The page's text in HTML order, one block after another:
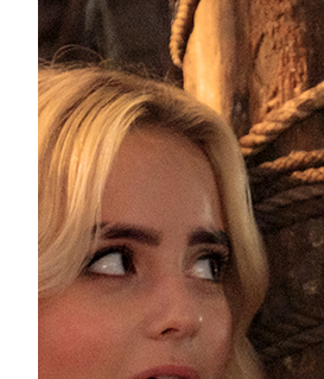
BBC готує дитячий
BBC оголосила про
створення дошкільної
Доктор подорожуватиме